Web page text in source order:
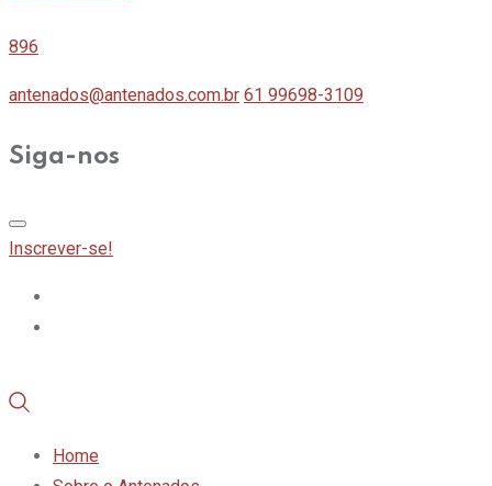
896
antenados@antenados.com.br 61 99698-3109
Siga-nos
Inscrever-se!
Home